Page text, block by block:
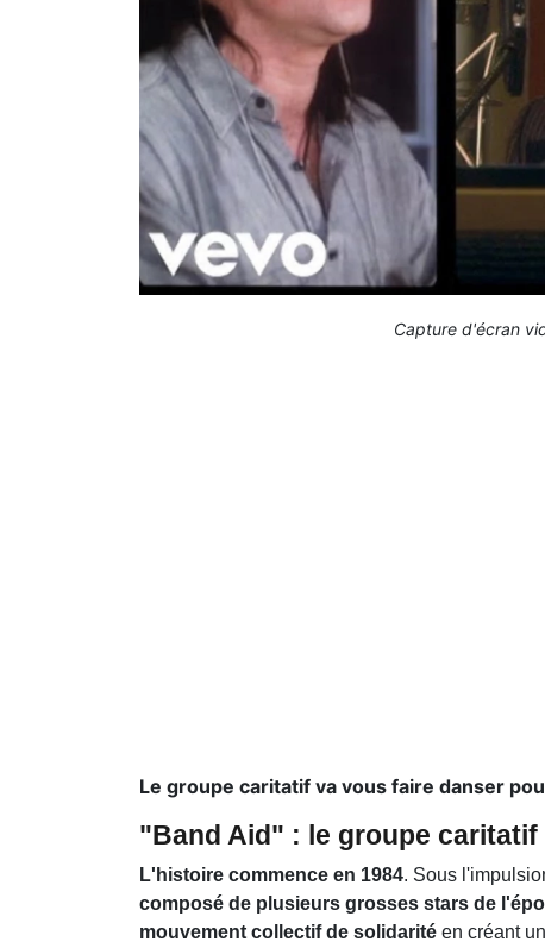
Capture d'écran
Le groupe caritatif va vous faire danser
"Band Aid" : le groupe caritatif
L'histoire commence en 1984. Sous
composé de plusieurs grosses stars de
mouvement collectif de solidarité en créant